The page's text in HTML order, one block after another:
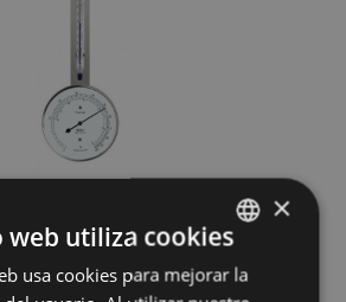
IVA legalmás gastos de envío
de entrega aprox. 4 semanas
GERMAN
×
web utiliza cookies
usa cookies para mejorar la